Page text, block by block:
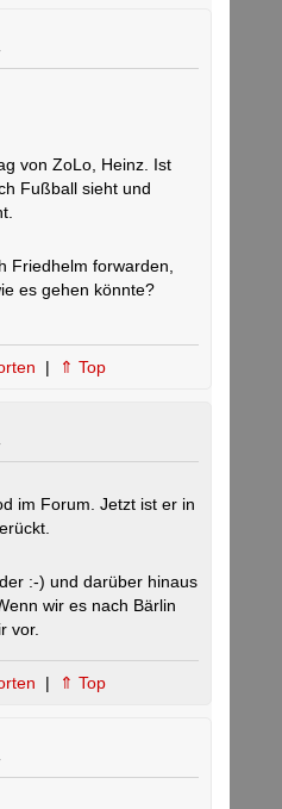
von ZoLo, Heinz. Ist
Fußball sieht und
Friedhelm forwarden,
es gehen könnte?
| ⇑ Top
im Forum. Jetzt ist er in
:-) und darüber hinaus
wir es nach Bärlin
vor.
| ⇑ Top